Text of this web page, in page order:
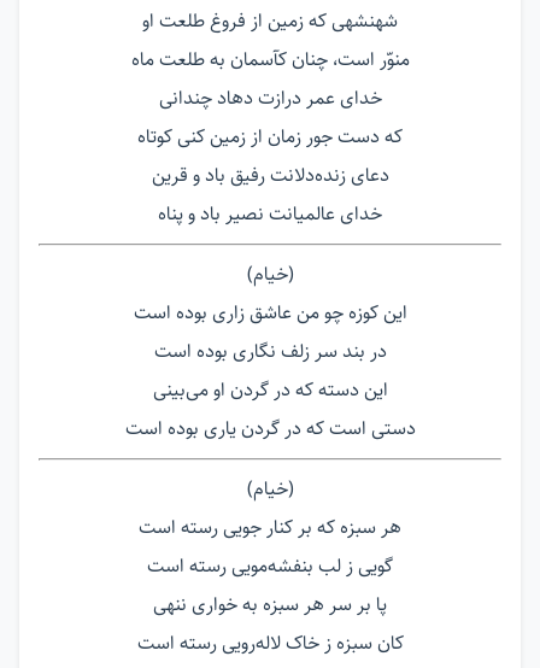
شهنشهی که زمین از فروغ طلعت او
منوّر است، چنان کآسمان به طلعت ماه
خدای عمر درازت دهاد چندانی
که دست جور زمان از زمین کنی کوتاه
دعای زنده‌دلانت رفیق باد و قرین
خدای عالمیانت نصیر باد و پناه
(خیام)
این کوزه چو من عاشق زاری بوده است
در بند سر زلف نگاری بوده است
این دسته که در گردن او می‌بینی
دستی است که در گردن یاری بوده است
(خیام)
هر سبزه که بر کنار جویی رسته است
گویی ز لب بنفشه‌مویی رسته است
پا بر سر هر سبزه به خواری ننهی
کان سبزه ز خاک لاله‌رویی رسته است